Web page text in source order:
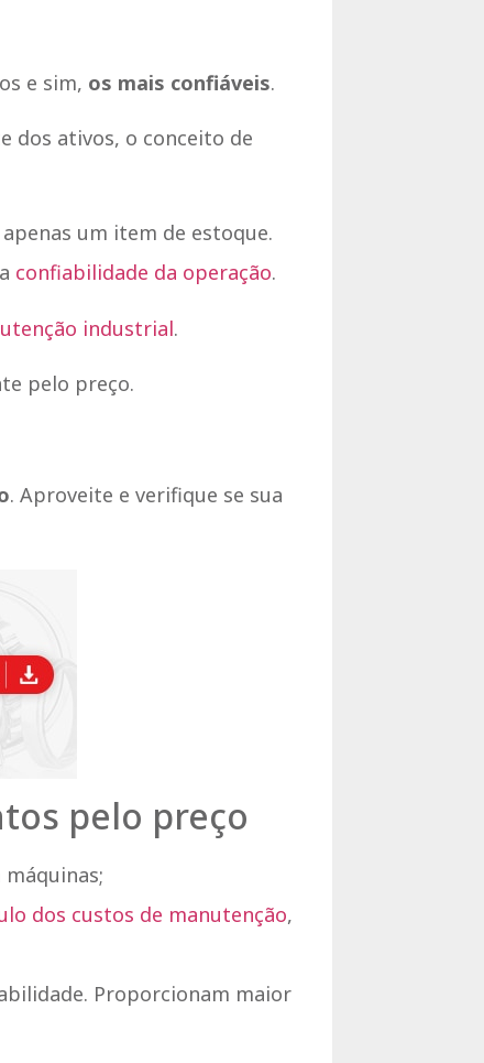
e sim, os mais confiáveis.
dos ativos, o conceito de
um item de estoque.
confiabilidade da operação.
industrial.
pelo preço.
. Aproveite e verifique se sua
pelo preço
dos custos de manutenção,
Proporcionam maior